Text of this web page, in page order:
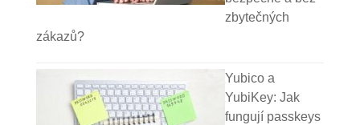
zbytečných
zákazů?
Yubico a
YubiKey: Jak
fungují passkeys